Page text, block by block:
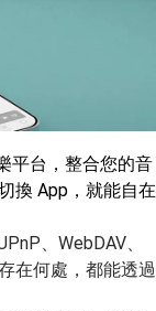
平台，整合您的音
換 App，就能自在
、WebDAV、
在何處，都能透過